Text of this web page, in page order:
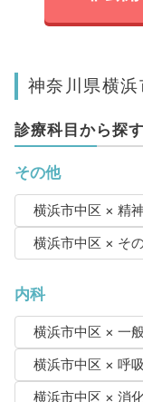
神奈川県横
診療科目から探す
その他
横浜市中区 × 精
横浜市中区 × そ
内科
横浜市中区 × 一
横浜市中区 × 呼
横浜市中区 × 消